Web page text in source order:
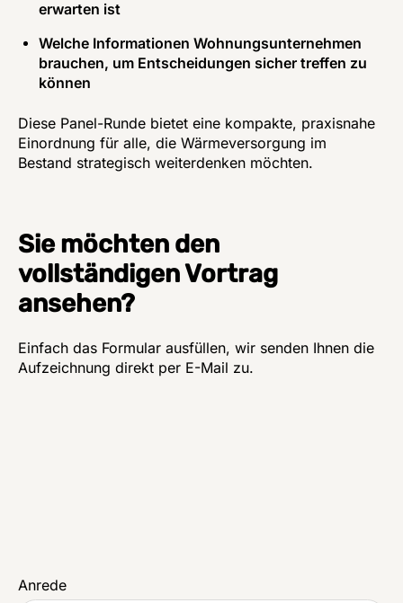
erwarten ist
Welche Informationen Wohnungsunternehmen
brauchen, um Entscheidungen sicher treffen zu
können
Diese Panel-Runde bietet eine kompakte, praxisnahe
Einordnung für alle, die Wärmeversorgung im
Bestand strategisch weiterdenken möchten.
Sie möchten den
vollständigen Vortrag
ansehen?
Einfach das Formular ausfüllen, wir senden Ihnen die
Aufzeichnung direkt per E-Mail zu.
Anrede